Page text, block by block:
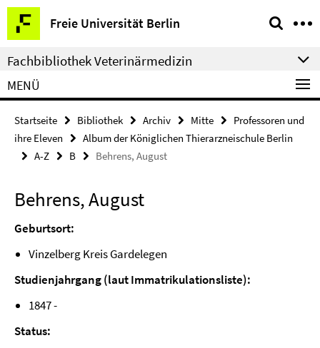
Springe
direkt
zu
Inhalt
Freie Universität Berlin
Service-
Navigation
Fachbibliothek Veterinärmedizin
MENÜ
Startseite Bibliothek Archiv Mitte
Professoren und
ihre Eleven
Album der Königlichen Thierarzneischule Berlin
A-Z
B Behrens, August
Behrens, August
Geburtsort:
Vinzelberg Kreis Gardelegen
Studienjahrgang (laut Immatrikulationsliste):
1847 -
Status: